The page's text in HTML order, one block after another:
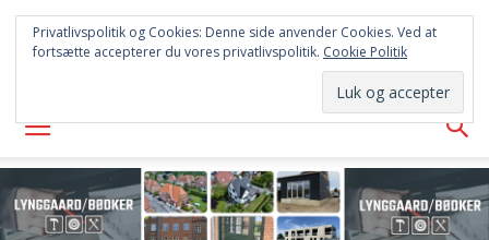
FREDERICIA
AVISEN
Privatlivspolitik og Cookies: Denne side anvender Cookies. Ved at
fortsætte accepterer du vores privatlivspolitik. Cookie Politik